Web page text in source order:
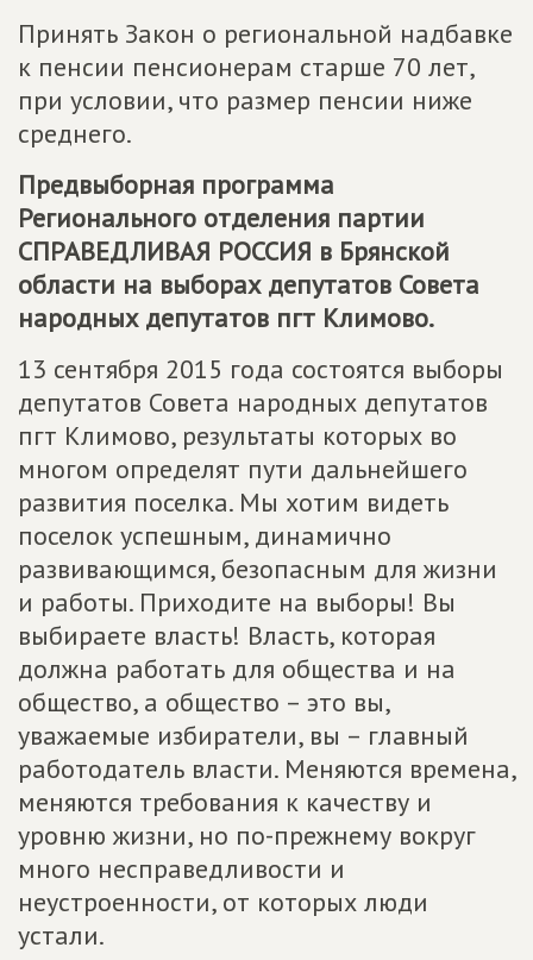
Принять Закон о региональной надбавке
к пенсии пенсионерам старше 70 лет,
при условии, что размер пенсии ниже
среднего.
Предвыборная программа
Регионального отделения партии
СПРАВЕДЛИВАЯ РОССИЯ в Брянской
области на выборах депутатов Совета
народных депутатов пгт Климово.
13 сентября 2015 года состоятся выборы
депутатов Совета народных депутатов
пгт Климово, результаты которых во
многом определят пути дальнейшего
развития поселка. Мы хотим видеть
поселок успешным, динамично
развивающимся, безопасным для жизни
и работы. Приходите на выборы! Вы
выбираете власть! Власть, которая
должна работать для общества и на
общество, а общество – это вы,
уважаемые избиратели, вы – главный
работодатель власти. Меняются времена,
меняются требования к качеству и
уровню жизни, но по-прежнему вокруг
много несправедливости и
неустроенности, от которых люди
устали.